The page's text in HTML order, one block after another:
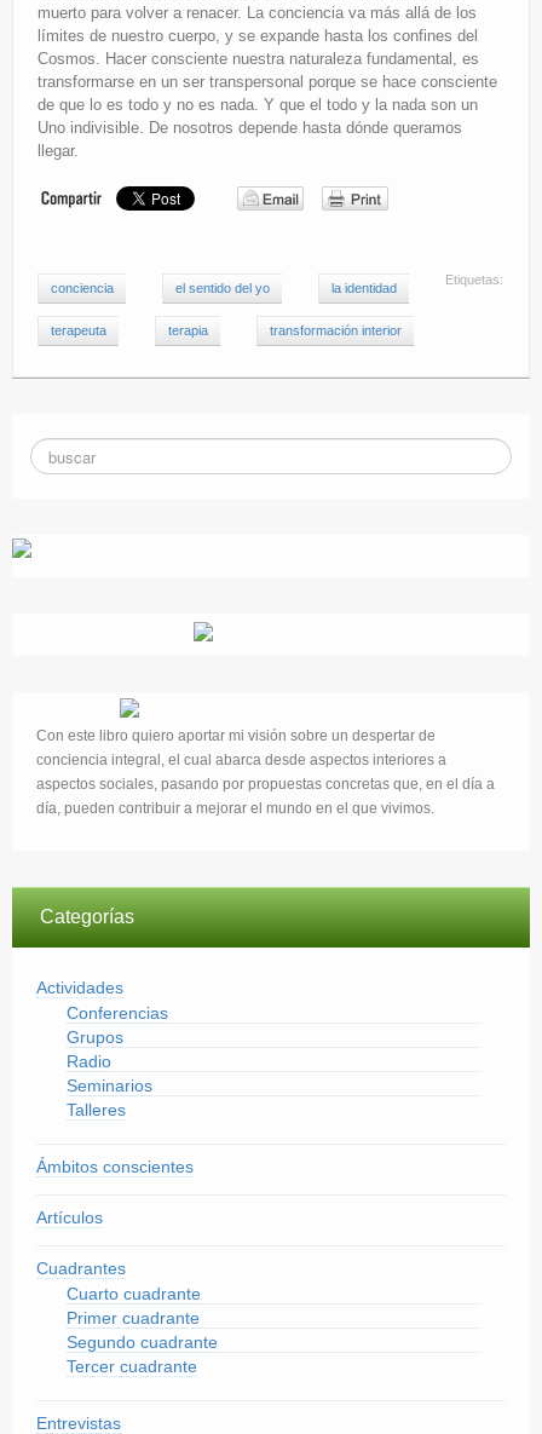
muerto para volver a renacer. La conciencia va más allá de los
límites de nuestro cuerpo, y se expande hasta los confines del
Cosmos. Hacer consciente nuestra naturaleza fundamental, es
transformarse en un ser transpersonal porque se hace consciente
de que lo es todo y no es nada. Y que el todo y la nada son un
Uno indivisible. De nosotros depende hasta dónde queramos
llegar.
Etiquetas:
conciencia el sentido del yo la identidad
terapeuta terapia transformación interior
Con este libro quiero aportar mi visión sobre un despertar de
conciencia integral, el cual abarca desde aspectos interiores a
aspectos sociales, pasando por propuestas concretas que, en el día a
día, pueden contribuir a mejorar el mundo en el que vivimos.
Categorías
Actividades
Conferencias
Grupos
Radio
Seminarios
Talleres
Ámbitos conscientes
Artículos
Cuadrantes
Cuarto cuadrante
Primer cuadrante
Segundo cuadrante
Tercer cuadrante
Entrevistas